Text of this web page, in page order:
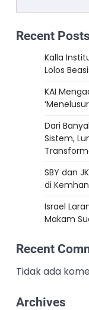
Recent Posts
Kalla
Lolos
KAI
Dari
Sistem,
SBY dan
di Kemhan
Israel
Makam
Recent
Tidak ada
Archives